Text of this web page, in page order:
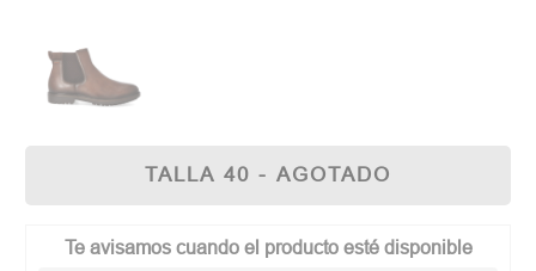
TALLA 40 - AGOTADO
Te avisamos cuando el producto esté disponible